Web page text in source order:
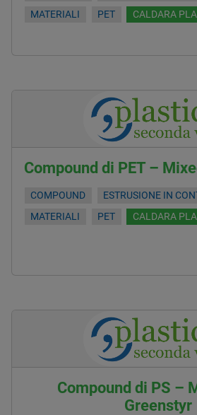
MATERIALI
PET CALDARA
Compound di PET –
COMPOUND
ESTRUSIONE IN
MATERIALI
PET CALDARA
Compound di PS –
Greenstyr